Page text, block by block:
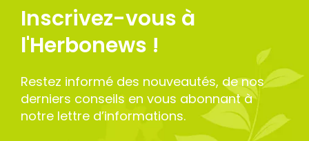
Inscrivez-vous à
l'Herbonews !
Restez informé des nouveautés, de nos
derniers conseils en vous abonnant à
notre lettre d’informations.